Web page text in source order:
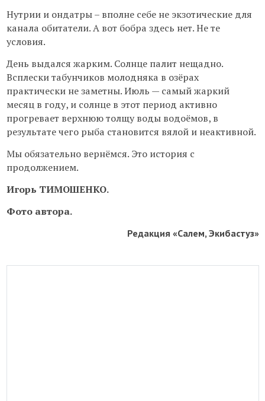
Нутрии и ондатры – вполне себе не экзотические для
канала обитатели. А вот бобра здесь нет. Не те
условия.
День выдался жарким. Солнце палит нещадно.
Всплески табунчиков молодняка в озёрах
практически не заметны. Июль — самый жаркий
месяц в году, и солнце в этот период активно
прогревает верхнюю толщу воды водоёмов, в
результате чего рыба становится вялой и неактивной.
Мы обязательно вернёмся. Это история с
продолжением.
Игорь ТИМОШЕНКО.
Фото автора.
Редакция «Салем, Экибастуз»